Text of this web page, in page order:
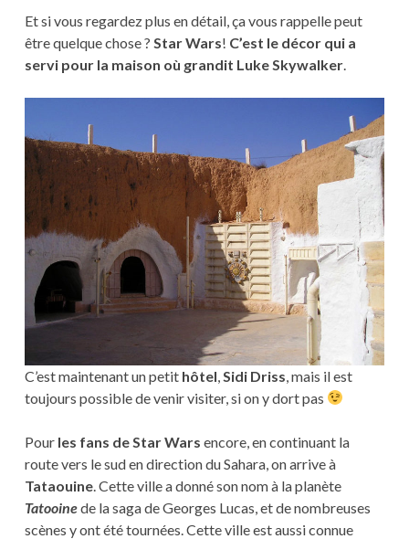
Et si vous regardez plus en détail, ça vous rappelle peut
être quelque chose ? Star Wars! C’est le décor qui a
servi pour la maison où grandit Luke Skywalker.
C’est maintenant un petit hôtel Sidi Driss , mais il est
toujours possible de venir visiter, si on y dort pas
Pour les fans de Star Wars encore, en continuant la
route vers le sud en direction du Sahara, on arrive à
Tataouine. Cette ville a donné son nom à la planète
Tatooinede la saga de Georges Lucas, et de nombreuses
scènes y ont été tournées. Cette ville est aussi connue